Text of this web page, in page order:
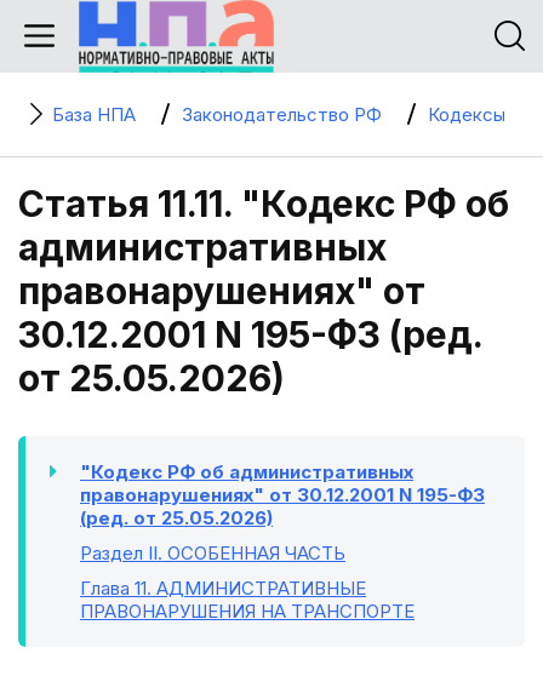
База НПА Законодательство РФ Кодексы
Статья 11.11. "Кодекс РФ об
административных
правонарушениях" от
30.12.2001 N 195-ФЗ (ред.
от 25.05.2026)
"Кодекс РФ об административных
правонарушениях" от 30.12.2001 N 195-ФЗ
(ред. от 25.05.2026)
Раздел II. ОСОБЕННАЯ ЧАСТЬ
Глава 11. АДМИНИСТРАТИВНЫЕ
ПРАВОНАРУШЕНИЯ НА ТРАНСПОРТЕ